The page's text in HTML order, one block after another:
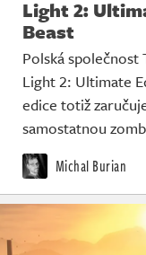
Light 2:
Beast
Polská společnost
Light 2: Ultimate
edice totiž
samostatnou
Michal Burian